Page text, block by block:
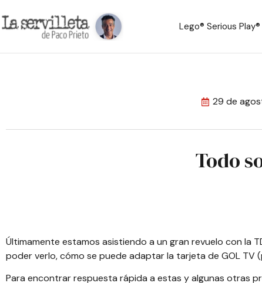
Lego® Serious Play®
29 de
Todo
Últimamente estamos asistiendo a un gran revuelo con la
poder verlo, cómo se puede adaptar la tarjeta de GOL TV
Para encontrar respuesta rápida a estas y algunas otras